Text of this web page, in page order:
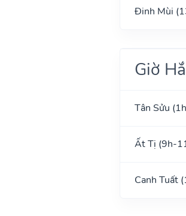
Đinh Mùi
Giờ
Tân Sửu
Ất Tị (9h-
Canh Tuất